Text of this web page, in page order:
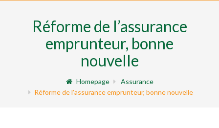
Réforme de l’assurance
emprunteur, bonne
nouvelle
Homepage
Assurance
Réforme de l'assurance emprunteur, bonne nouvelle